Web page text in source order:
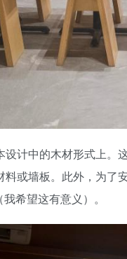
设计中的木材形式上。
料或墙板。此外，为了
希望这有意义）。